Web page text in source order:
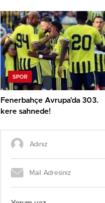
SPOR
Fenerbahçe Avrupa’da 303.
kere sahnede!